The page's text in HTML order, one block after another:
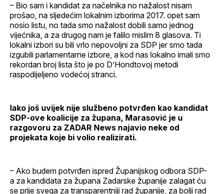
– Bio sam i kandidat za načelnika no nažalost nisam
prošao, na sljedećim lokalnim izborima 2017. opet sam
nosio listu, no tada smo nažalost dobili samo jednog
vijećnika, a za drugog nam je falilo mislim 8 glasova. Ti
lokalni izbori su bili vrlo nepovoljni za SDP jer smo tada
izgubili parlamentarne izbore, a kod nas lokalno imali smo
rekordan broj lista što je po D’Hondtovoj metodi
raspodijeljeno vodećoj stranci.
Iako još uvijek nije službeno potvrđen kao kandidat
SDP-ove koalicije za župana, Marasović je u
razgovoru za ZADAR News najavio neke od
projekata koje bi volio realizirati.
– Ako budem potvrđen ispred Županijskog odbora SDP-
a za kandidata za župana Zadarske županije zalagat ću
se prije svega za transparentniji rad županije, za bolji rad